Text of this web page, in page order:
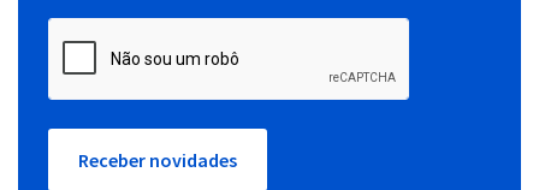
Receber novidades